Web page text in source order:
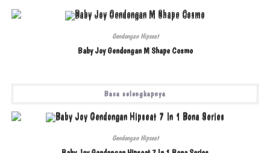
Gendongan Hipseat
Baby Joy Gendongan M Shape Cosmo
Baca selengkapnya
Gendongan Hipseat